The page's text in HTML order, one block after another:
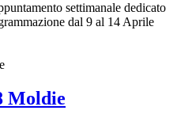
settimanale dedicato
dal 9 al 14 Aprile
Moldie